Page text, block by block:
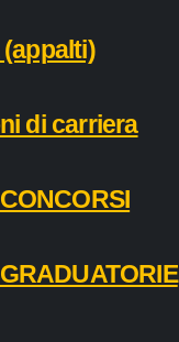
di carriera